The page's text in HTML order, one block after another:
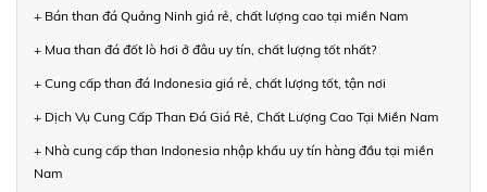
+ Bán than đá Quảng Ninh giá rẻ, chất lượng cao tại miền Nam
+ Mua than đá đốt lò hơi ở đâu uy tín, chất lượng tốt nhất?
+ Cung cấp than đá Indonesia giá rẻ, chất lượng tốt, tận nơi
+ Dịch Vụ Cung Cấp Than Đá Giá Rẻ, Chất Lượng Cao Tại Miền Nam
+ Nhà cung cấp than Indonesia nhập khẩu uy tín hàng đầu tại miền
Nam